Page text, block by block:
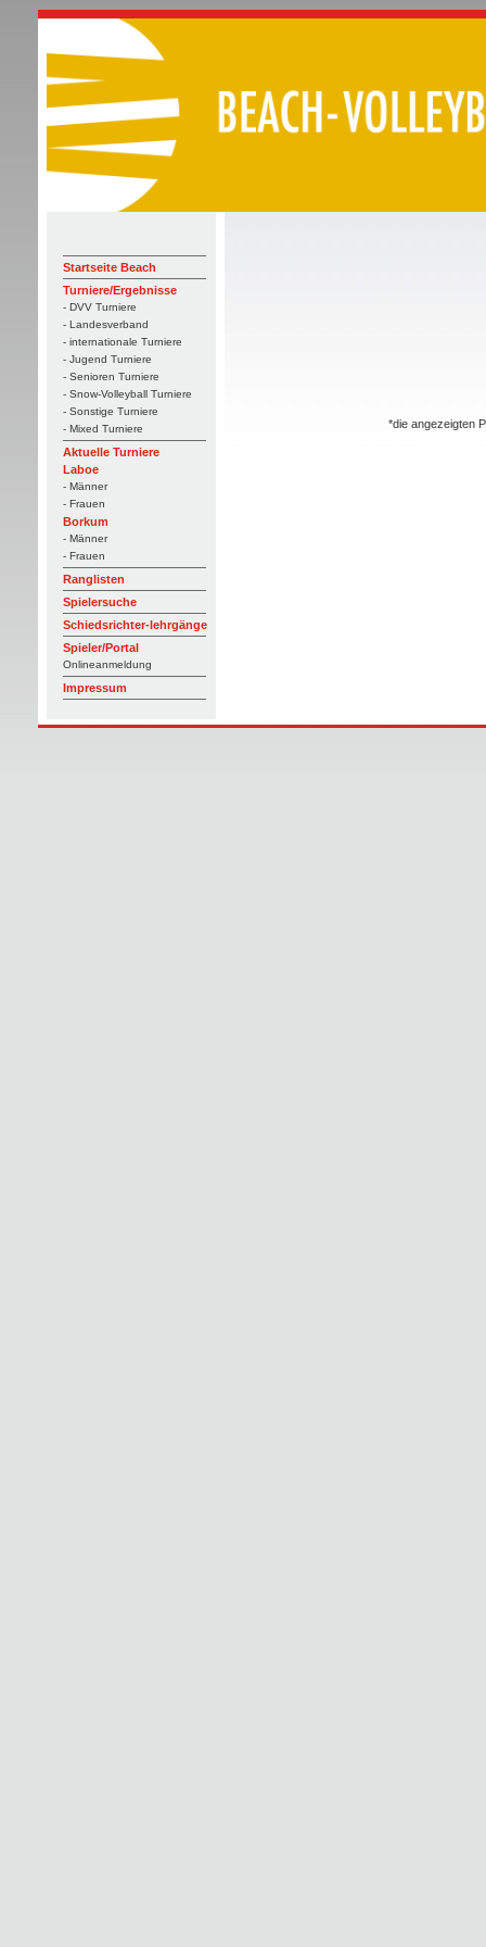
Startseite Beach
Turniere/Ergebnisse
- DVV Turniere
- Landesverband
- internationale Turniere
- Jugend Turniere
- Senioren Turniere
- Snow-Volleyball Turniere
- Sonstige Turniere
- Mixed Turniere
Aktuelle Turniere
Laboe
- Männer
- Frauen
Borkum
- Männer
- Frauen
Ranglisten
Spielersuche
Schiedsrichter-lehrgänge
Spieler/Portal
Onlineanmeldung
Impressum
*die angezeigten